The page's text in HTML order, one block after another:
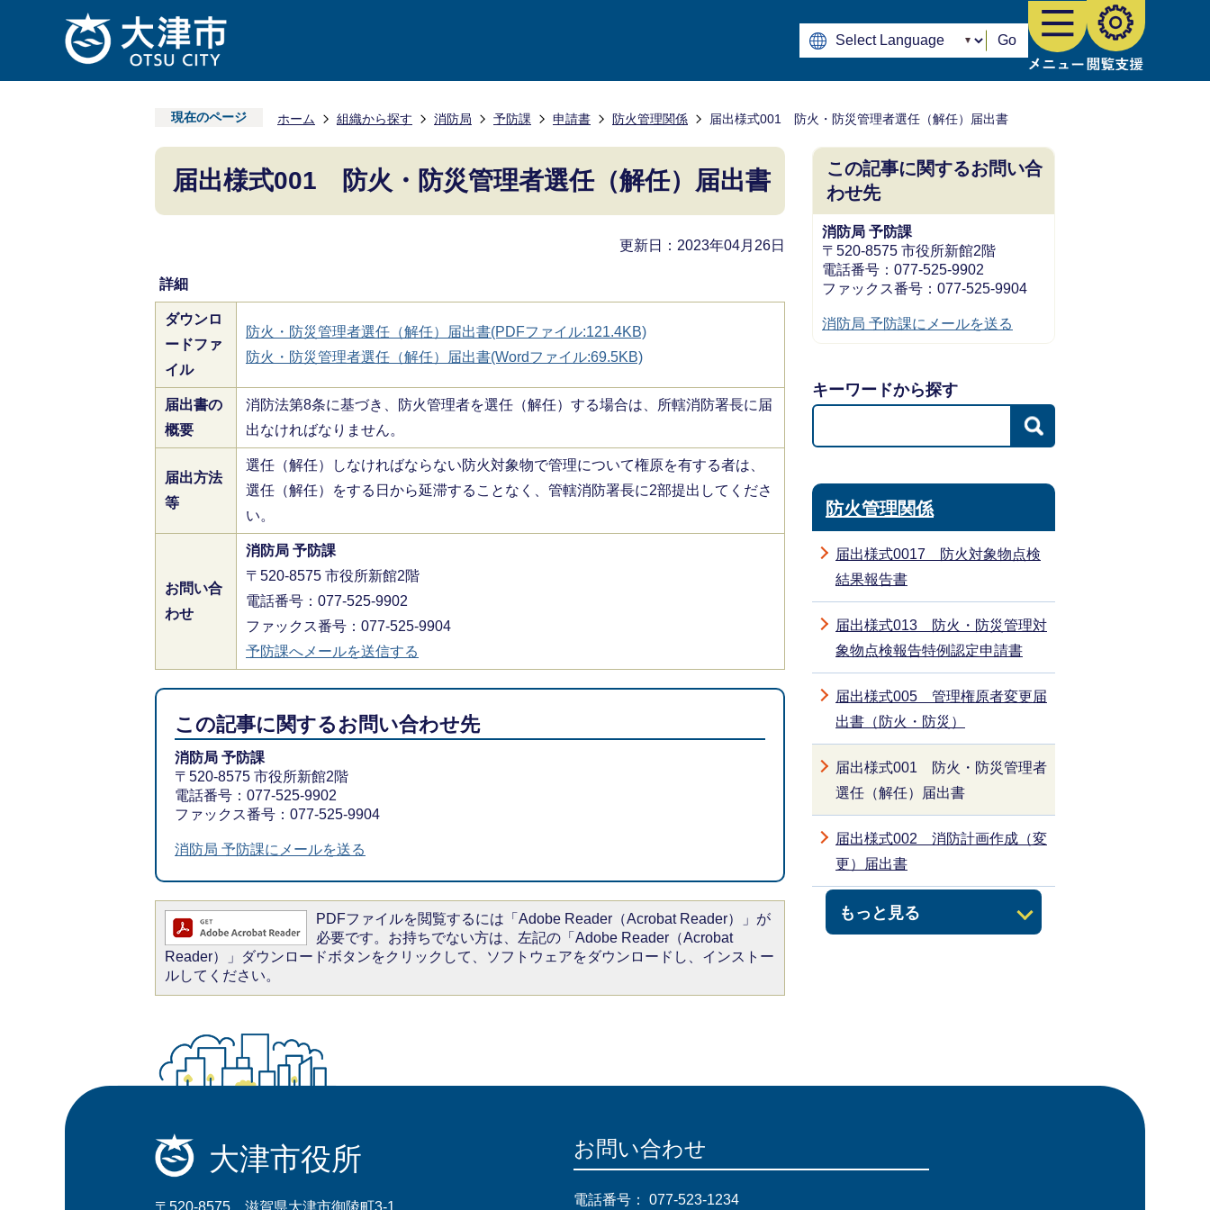
Go
現在のページ ホーム 組織から探す 消防局 予防課 申請書 防火管理関係 届出様式001 防火・防災管理者選任（解任）届出書
届出様式001 防火・防災管理者選任（解任）届出書
更新日：2023年04月26日
詳細
ダウンロ
ードファ
イル
防火・防災管理者選任（解任）届出書(PDFファイル:121.4KB)
防火・防災管理者選任（解任）届出書(Wordファイル:69.5KB)
届出書の
概要
消防法第8条に基づき、防火管理者を選任（解任）する場合は、所轄消防署長に届
出なければなりません。
届出方法
等
選任（解任）しなければならない防火対象物で管理について権原を有する者は、
選任（解任）をする日から延滞することなく、管轄消防署長に2部提出してくださ
い。
お問い合
わせ
消防局 予防課
〒520-8575 市役所新館2階
電話番号：077-525-9902
ファックス番号：077-525-9904
予防課へメールを送信する
この記事に関するお問い合わせ先
消防局 予防課
〒520-8575 市役所新館2階
電話番号：077-525-9902
ファックス番号：077-525-9904
消防局 予防課にメールを送る
PDFファイルを閲覧するには「Adobe Reader（Acrobat Reader）」が
必要です。お持ちでない方は、左記の「Adobe Reader（Acrobat
Reader）」ダウンロードボタンをクリックして、ソフトウェアをダウンロードし、インストー
ルしてください。
この記事に関するお問い合
わせ先
消防局 予防課
〒520-8575 市役所新館2階
電話番号：077-525-9902
ファックス番号：077-525-9904
消防局 予防課にメールを送る
キーワードから探す
防火管理関係
届出様式0017 防火対象物点検
結果報告書
届出様式013 防火・防災管理対
象物点検報告特例認定申請書
届出様式005 管理権原者変更届
出書（防火・防災）
もっと見る
届出様式001 防火・防災管理者
選任（解任）届出書
届出様式002 消防計画作成（変
更）届出書
大津市役所 お問い合わせ
電話番号： 077-523-1234